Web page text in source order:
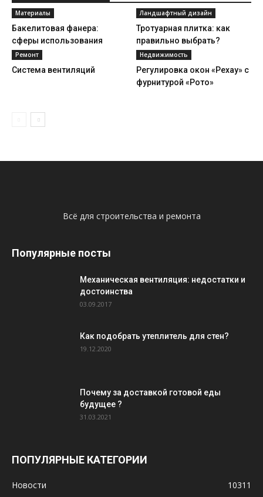
Материалы
Бакелитовая фанера:
сферы использования
Ландшафтный дизайн
Тротуарная плитка: как
правильно выбрать?
Ремонт
Система вентиляций
Недвижимость
Регулировка окон «Рехау» с
фурнитурой «Рото»
Всё для строительства и ремонта
Популярные посты
Механическая вентиляция: недостатки и
достоинства
03.09.2017
Как подобрать утеплитель для стен?
19.12.2020
Почему за доставкой готовой еды
будущее ?
31.03.2021
ПОПУЛЯРНЫЕ КАТЕГОРИИ
Новости
10311